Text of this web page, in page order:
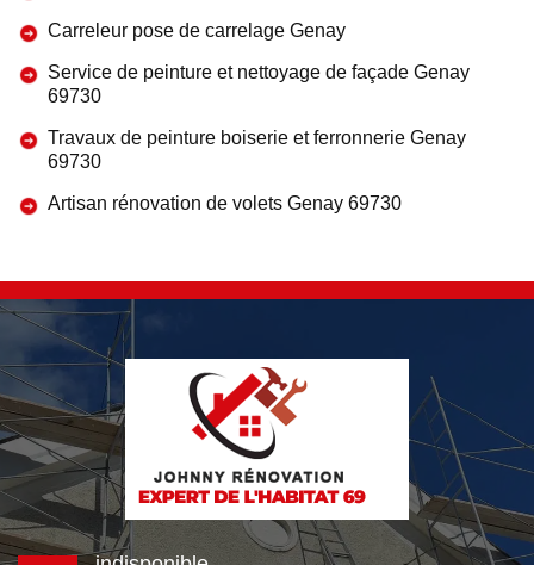
Carreleur pose de carrelage Genay
Service de peinture et nettoyage de façade Genay
69730
Travaux de peinture boiserie et ferronnerie Genay
69730
Artisan rénovation de volets Genay 69730